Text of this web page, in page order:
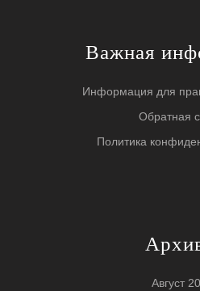
Важная
Информация для
Обратная
Политика
Август